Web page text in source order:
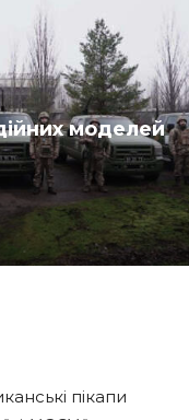
моделей
пікапи